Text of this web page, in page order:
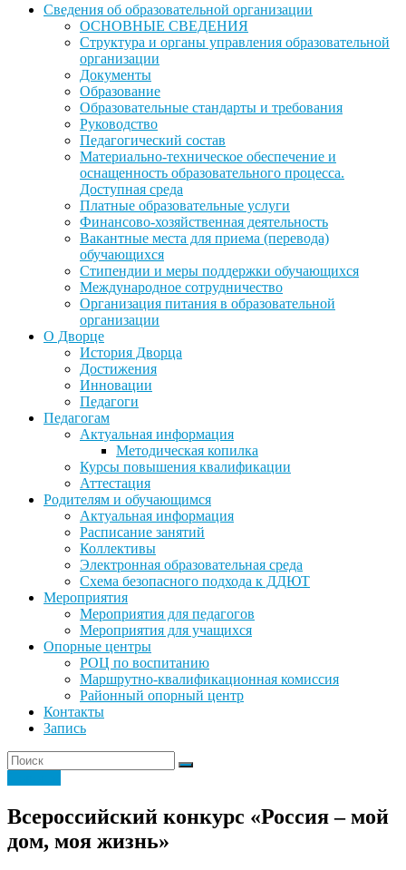
Сведения об образовательной организации
ОСНОВНЫЕ СВЕДЕНИЯ
Структура и органы управления образовательной
организации
Документы
Образование
Образовательные стандарты и требования
Руководство
Педагогический состав
Материально-техническое обеспечение и
оснащенность образовательного процесса.
Доступная среда
Платные образовательные услуги
Финансово-хозяйственная деятельность
Вакантные места для приема (перевода)
обучающихся
Стипендии и меры поддержки обучающихся
Международное сотрудничество
Организация питания в образовательной
организации
О Дворце
История Дворца
Достижения
Инновации
Педагоги
Педагогам
Актуальная информация
Методическая копилка
Курсы повышения квалификации
Аттестация
Родителям и обучающимся
Актуальная информация
Расписание занятий
Коллективы
Электронная образовательная среда
Схема безопасного подхода к ДДЮТ
Мероприятия
Мероприятия для педагогов
Мероприятия для учащихся
Опорные центры
РОЦ по воспитанию
Маршрутно-квалификационная комиссия
Районный опорный центр
Контакты
Запись
Всероссийский конкурс «Россия – мой
дом, моя жизнь»